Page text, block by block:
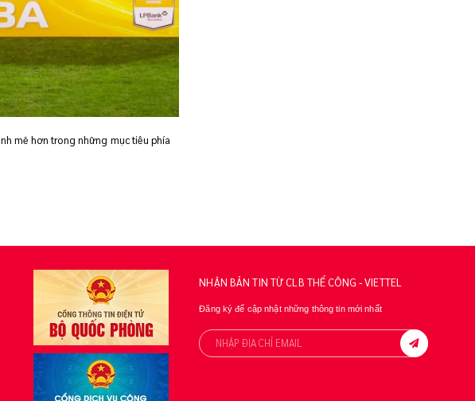
mẽ hơn trong những mục tiêu phía
NHẬN BẢN TIN TỪ CLB THỂ CÔNG - VIETTEL
Đăng ký để cập nhật những thông tin mới nhất